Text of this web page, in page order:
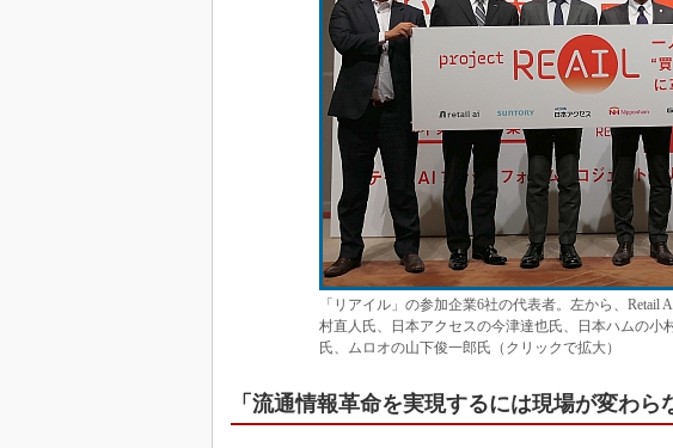
「リアイル」の参加企業6社の代表者。左から、Retail
村直人氏、日本アクセスの今津達也氏、日本ハムの小
氏、ムロオの山下俊一郎氏（クリックで拡大）
「流通情報革命を実現するには現場が変わら